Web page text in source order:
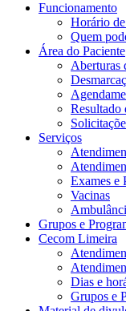
Funcionamento
Horário
Quem
Área do Paciente
Aberturas
Resultado
Serviços
Exames e
Vacinas
Grupos e
Cecom Limeira
Dias e
Grupos e